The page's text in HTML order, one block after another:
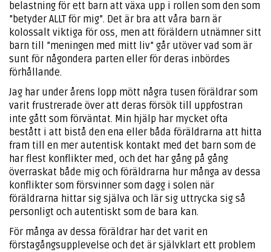
belastning för ett barn att växa upp i rollen som den som
”betyder ALLT för mig”. Det är bra att våra barn är
kolossalt viktiga för oss, men att föräldern utnämner sitt
barn till ”meningen med mitt liv” går utöver vad som är
sunt för någondera parten eller för deras inbördes
förhållande.
Jag har under årens lopp mött några tusen föräldrar som
varit frustrerade över att deras försök till uppfostran
inte gått som förväntat. Min hjälp har mycket ofta
bestått i att bistå den ena eller båda föräldrarna att hitta
fram till en mer autentisk kontakt med det barn som de
har flest konflikter med, och det har gång på gång
överraskat både mig och föräldrarna hur många av dessa
konflikter som försvinner som dagg i solen när
föräldrarna hittar sig själva och lär sig uttrycka sig så
personligt och autentiskt som de bara kan.
För många av dessa föräldrar har det varit en
förstagångsupplevelse och det är självklart ett problem